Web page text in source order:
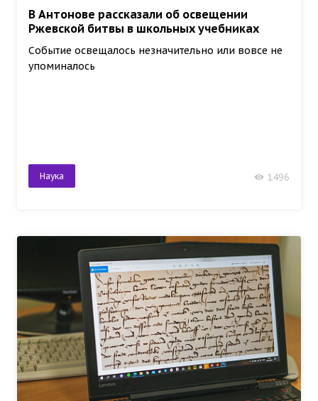
В Антонове рассказали об освещении
Ржевской битвы в школьных учебниках
Событие освещалось незначительно или вовсе не
упоминалось
Наука 1496